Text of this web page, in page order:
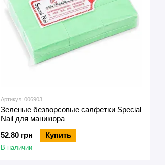
Артикул: 006903
Зеленые безворсовые салфетки Special
Nail для маникюра
52.80 грн
Купить
В наличии